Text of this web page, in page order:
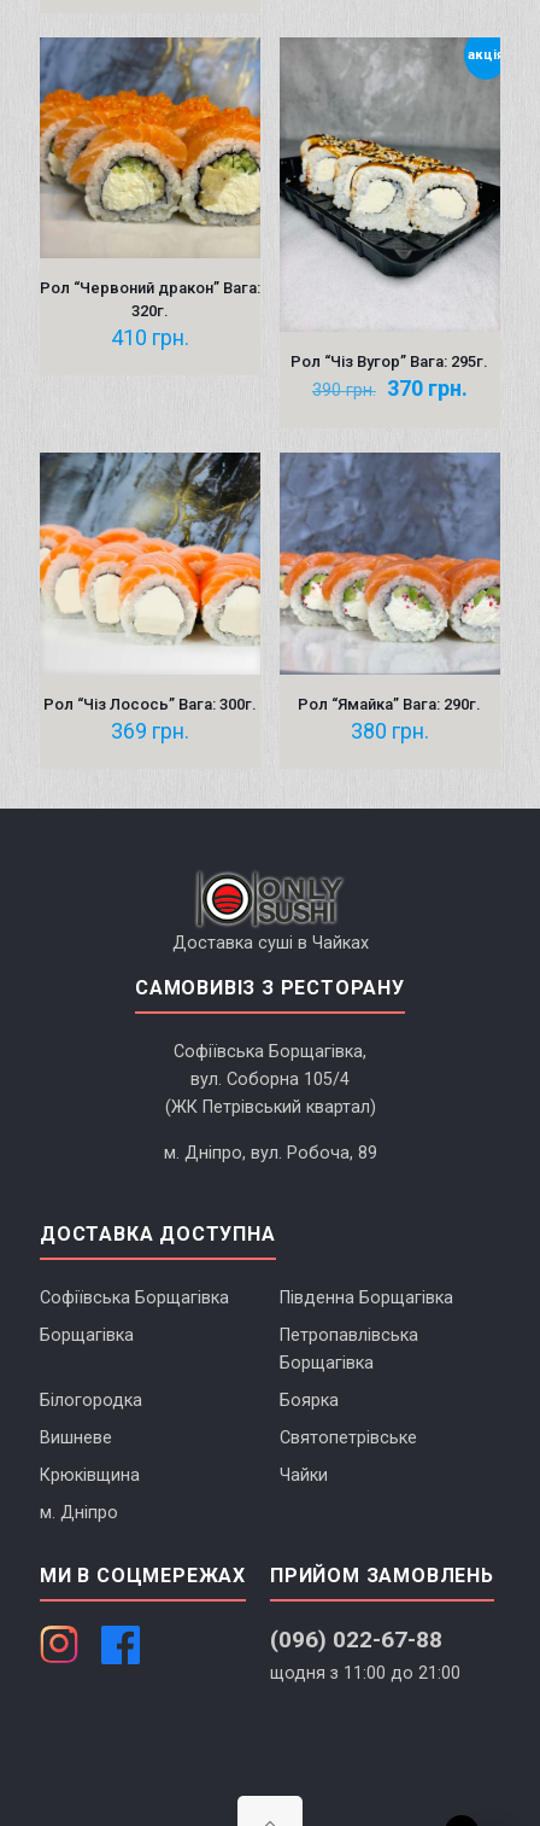
Рол “Червоний дракон” Вага:
320г.
410 грн.
акція
Рол “Чіз Вугор” Вага: 295г.
390грн. Оригінальна
370 грн.
Рол “Чіз Лосось” Вага: 300г.
369 грн.
Рол “Ямайка” Вага: 290г.
380 грн.
Доставка суші в Чайках
САМОВИВІЗ З РЕСТОРАНУ
Софіївська Борщагівка,
вул. Соборна 105/4
(ЖК Петрівський квартал)
м. Дніпро, вул. Робоча, 89
ДОСТАВКА ДОСТУПНА
Софіївська Борщагівка
Південна Борщагівка
Борщагівка
Петропавлівська
Борщагівка
Білогородка
Боярка
Вишневе
Святопетрівське
Крюківщина
Чайки
м. Дніпро
МИ В СОЦМЕРЕЖАХ ПРИЙОМ ЗАМОВЛЕНЬ
(096) 022-67-88
щодня з 11:00 до 21:00